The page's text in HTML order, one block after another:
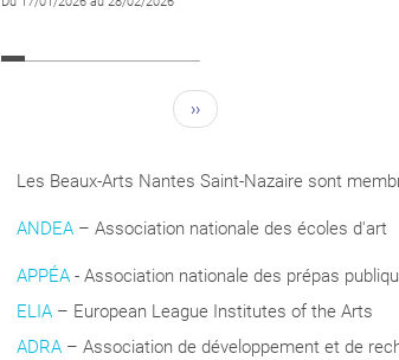
››
Les Beaux-Arts Nantes Saint-Nazaire sont
ANDEA – Association nationale des écoles d'art
APPÉA - Association nationale des prépas
ELIA – European League Institutes of the Arts
ADRA – Association de développement et de